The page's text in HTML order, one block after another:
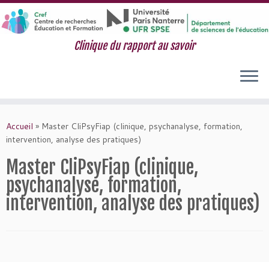
au
contenu
Clinique du rapport au savoir
Accueil » Master CliPsyFiap (clinique, psychanalyse, formation,
intervention, analyse des pratiques)
Master CliPsyFiap (clinique,
psychanalyse, formation,
intervention, analyse des pratiques)